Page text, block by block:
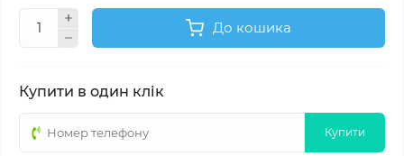
До кошика
Купити в один клік
Купити